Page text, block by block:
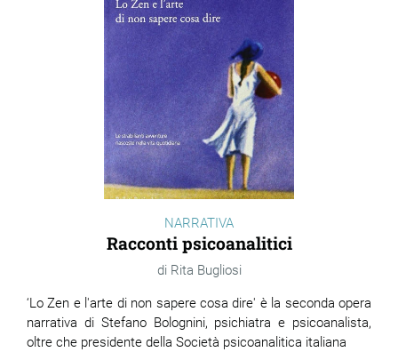
NARRATIVA
Racconti psicoanalitici
Rita Bugliosi
‘Lo Zen e l'arte di non sapere cosa dire' è la seconda opera
narrativa di Stefano Bolognini, psichiatra e psicoanalista,
oltre che presidente della Società psicoanalitica italiana